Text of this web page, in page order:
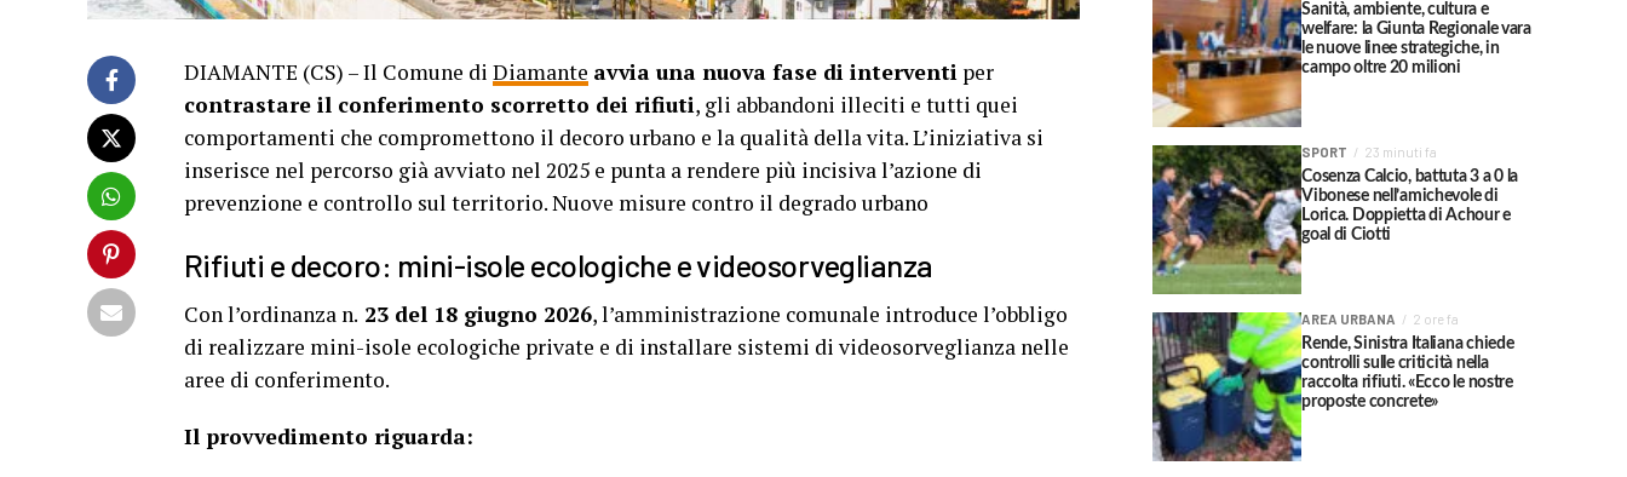
DIAMANTE (CS) – Il Comune di Diamante avvia una nuova fase di interventi per
contrastare il conferimento scorretto dei rifiuti, gli abbandoni illeciti e tutti quei
comportamenti che compromettono il decoro urbano e la qualità della vita. L’iniziativa si
inserisce nel percorso già avviato nel 2025 e punta a rendere più incisiva l’azione di
prevenzione e controllo sul territorio. Nuove misure contro il degrado urbano
Rifiuti e decoro: mini-isole ecologiche e videosorveglianza
Con l’ordinanza n. 23 del 18 giugno 2026, l’amministrazione comunale introduce l’obbligo
di realizzare mini-isole ecologiche private e di installare sistemi di videosorveglianza nelle
aree di conferimento.
Il provvedimento riguarda:
Sanità, ambiente, cultura e
welfare: la Giunta Regionale vara
le nuove linee strategiche, in
campo oltre 20 milioni
SPORT 23 minuti fa
Cosenza Calcio, battuta 3 a 0 la
Vibonese nell’amichevole di
Lorica. Doppietta di Achour e
goal di Ciotti
AREA URBANA 2 ore fa
Rende, Sinistra Italiana chiede
controlli sulle criticità nella
raccolta rifiuti. «Ecco le nostre
proposte concrete»